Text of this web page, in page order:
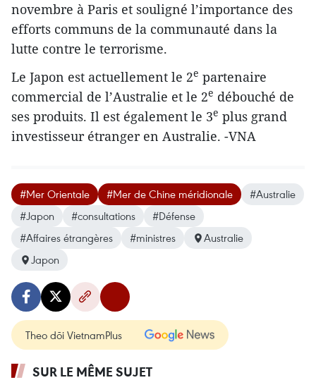
novembre à Paris et souligné l’importance des
efforts communs de la communauté dans la
lutte contre le terrorisme.
Le Japon est actuellement le 2e partenaire
commercial de l’Australie et le 2e débouché de
ses produits. Il est également le 3e plus grand
investisseur étranger en Australie. -VNA
#Mer Orientale #Mer de Chine méridionale
#Australie
#Japon
#consultations
#Défense
#Affaires étrangères
#ministres
Australie
Japon
Theo dõi VietnamPlus
SUR LE MÊME SUJET